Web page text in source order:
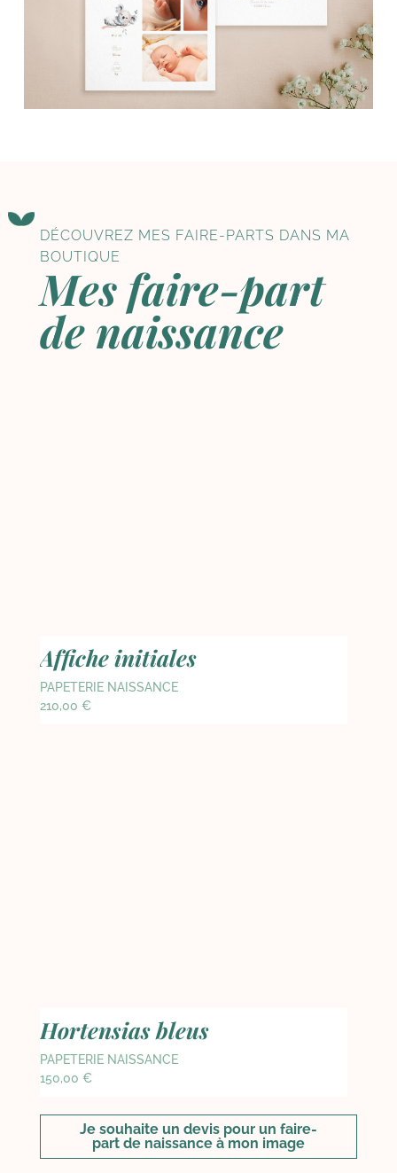
DÉCOUVREZ MES FAIRE-PARTS DANS MA
BOUTIQUE
Mes faire-part
de naissance
Affiche initiales
PAPETERIE NAISSANCE
210,00 €
Hortensias bleus
PAPETERIE NAISSANCE
150,00 €
Je souhaite un devis pour un faire-
part de naissance à mon image